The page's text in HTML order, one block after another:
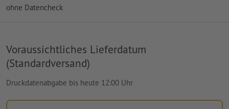
ohne Datencheck
Voraussichtliches Lieferdatum
(Standardversand)
Druckdatenabgabe bis heute 12:00 Uhr